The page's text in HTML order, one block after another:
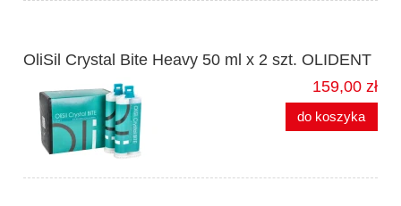
OliSil Crystal Bite Heavy 50 ml x 2 szt. OLIDENT
159,00 zł
do koszyka